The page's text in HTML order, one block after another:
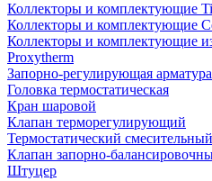
Коллекторы и комплектующие
Коллекторы и комплектующие
Коллекторы и комплектующие
Proxytherm
Запорно-регулирующая арматура
Головка термостатическая
Кран шаровой
Клапан терморегулирующий
Термостатический
Клапан запорно-
Штуцер